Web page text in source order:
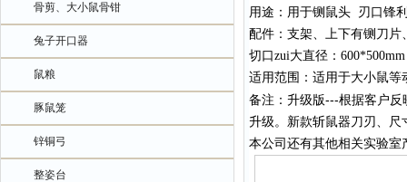
骨剪、大小鼠骨钳
兔子开口器
鼠粮
豚鼠笼
锌铜弓
整姿台
用途： 用于铡鼠头
刃口锋
配件：支架、上下有铡刀片
切口 zui大直径：600*500mm
适用范围： 适用于大小鼠等
备注：升级版---根据客户反
升级。新款斩鼠器刀刃、
本公司还有其他相关实验